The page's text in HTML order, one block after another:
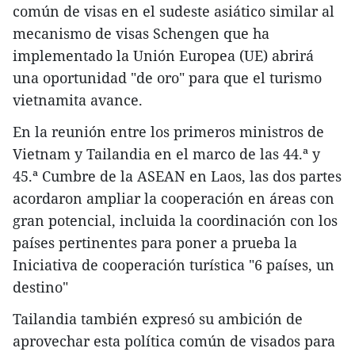
común de visas en el sudeste asiático similar al
mecanismo de visas Schengen que ha
implementado la Unión Europea (UE) abrirá
una oportunidad "de oro" para que el turismo
vietnamita avance.
En la reunión entre los primeros ministros de
Vietnam y Tailandia en el marco de las 44.ª y
45.ª Cumbre de la ASEAN en Laos, las dos partes
acordaron ampliar la cooperación en áreas con
gran potencial, incluida la coordinación con los
países pertinentes para poner a prueba la
Iniciativa de cooperación turística "6 países, un
destino"
Tailandia también expresó su ambición de
aprovechar esta política común de visados para